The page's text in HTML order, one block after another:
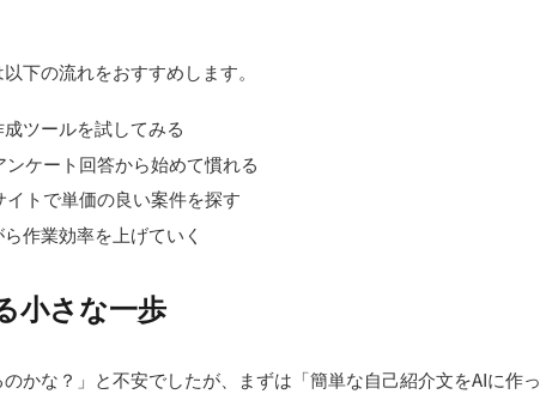
下の流れをおすすめします。
ツールを試してみる
ケート回答から始めて慣れる
トで単価の良い案件を探す
作業効率を上げていく
小さな一歩
かな？」と不安でしたが、まずは「簡単な自己紹介文をAIに作っ